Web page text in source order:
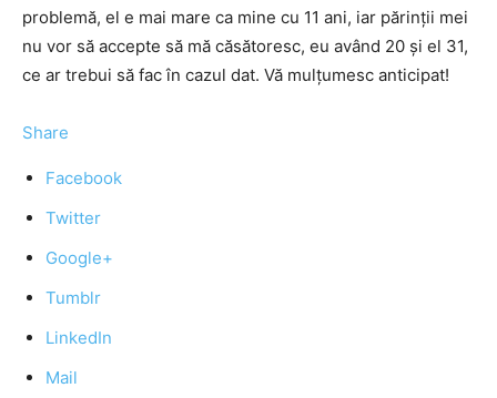
problemă, el e mai mare ca mine cu 11 ani, iar părinţii mei
nu vor să accepte să mă căsătoresc, eu având 20 şi el 31,
ce ar trebui să fac în cazul dat. Vă mulţumesc anticipat!
Share
Facebook
Twitter
Google+
Tumblr
LinkedIn
Mail